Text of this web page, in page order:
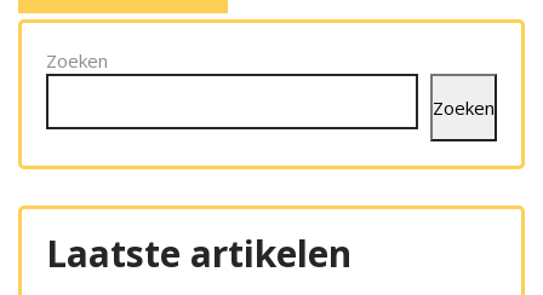
Zoeken
Zoeken
Laatste artikelen